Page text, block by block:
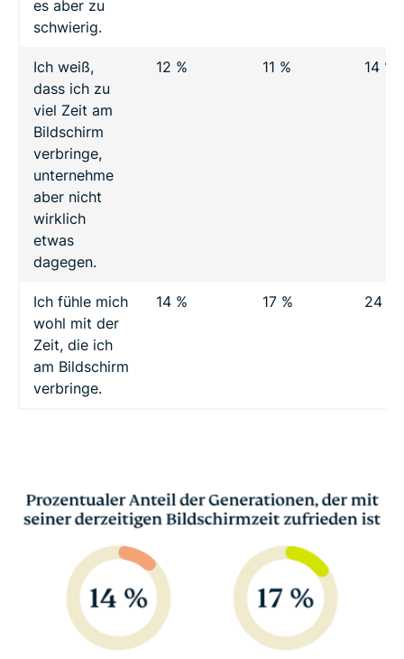
es aber zu
schwierig.
Ich weiß,
dass ich zu
viel Zeit am
Bildschirm
verbringe,
unternehme
aber nicht
wirklich
etwas
dagegen.
12 % 11 % 14 %
Ich fühle mich
wohl mit der
Zeit, die ich
am Bildschirm
verbringe.
14 % 17 % 24 %